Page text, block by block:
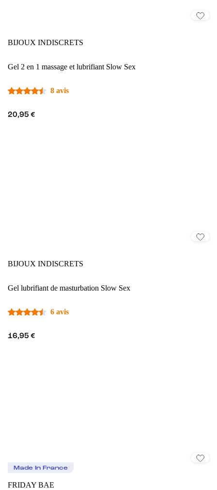
BIJOUX INDISCRETS
Gel 2 en 1 massage et lubrifiant Slow Sex
8 avis
20,95 €
BIJOUX INDISCRETS
Gel lubrifiant de masturbation Slow Sex
6 avis
16,95 €
Made In France
FRIDAY BAE